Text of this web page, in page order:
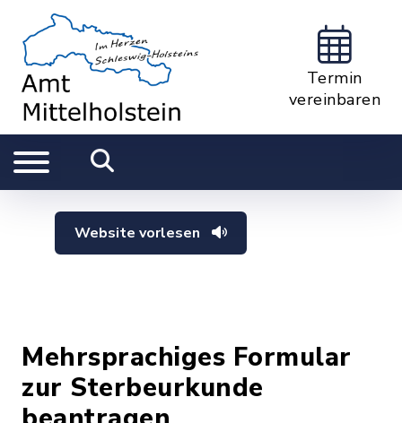
Termin
vereinbaren
Website vorlesen
Mehrsprachiges Formular
zur Sterbeurkunde